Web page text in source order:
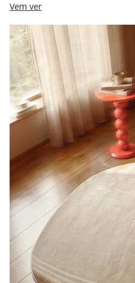
Vem ver